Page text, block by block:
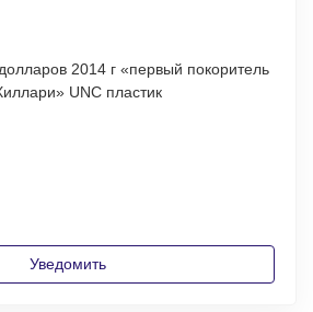
2014 г «первый покоритель
Эвереста Эдмунд Хиллари» UNC пластик
Уведомить